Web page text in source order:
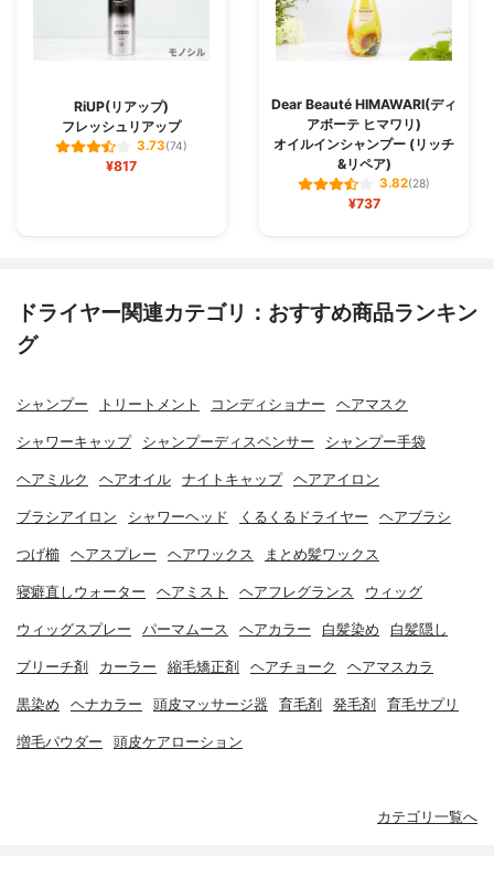
RiUP(リアップ)
フレッシュリアップ
3.73(74)
¥817
Dear Beauté HIMAWARI(ディ
アボーテ ヒマワリ)
オイルインシャンプー (リッチ
&リペア)
3.82(28)
¥737
ドライヤー関連カテゴリ：おすすめ商品ランキン
グ
シャンプー トリートメント コンディショナー ヘアマスク
シャワーキャップ シャンプーディスペンサー シャンプー手袋
ヘアミルク ヘアオイル ナイトキャップ ヘアアイロン
ブラシアイロン シャワーヘッド くるくるドライヤー ヘアブラシ
つげ櫛 ヘアスプレー ヘアワックス まとめ髪ワックス
寝癖直しウォーター ヘアミスト ヘアフレグランス ウィッグ
ウィッグスプレー パーマムース ヘアカラー 白髪染め 白髪隠し
ブリーチ剤 カーラー 縮毛矯正剤 ヘアチョーク ヘアマスカラ
黒染め ヘナカラー 頭皮マッサージ器 育毛剤 発毛剤 育毛サプリ
増毛パウダー 頭皮ケアローション
カテゴリ一覧へ